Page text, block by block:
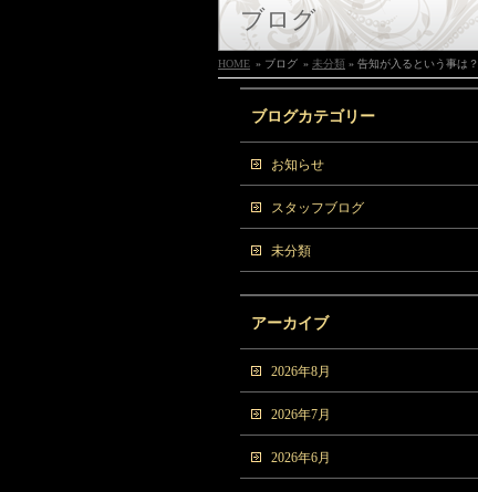
ブログ
HOME » ブログ » 未分類 » 告知が入るという事は？
ブログカテゴリー
お知らせ
スタッフブログ
未分類
アーカイブ
2026年8月
2026年7月
2026年6月